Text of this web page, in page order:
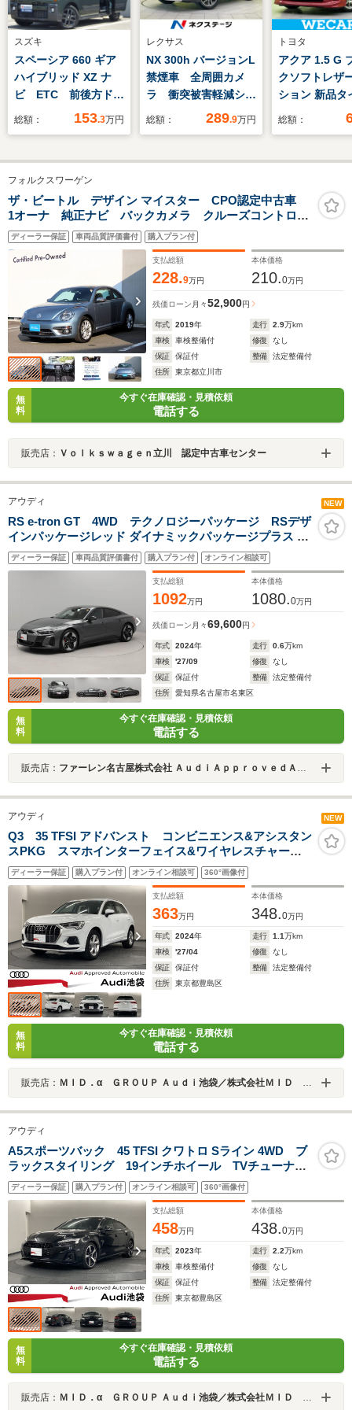
スズキ
スペーシア 660 ギア
ハイブリッド XZ ナ
ビ ETC 前後方ドラ
レコ 全方位モニタ
センサー サンシェー
ド サーキュレータ
ー ヘッドアップディ
スプレイ アクセサリ
ーソケット USB電
源ソケット LED
総額： 153.3万円
レクサス
NX 300h バージョンL
禁煙車 全周囲カメ
ラ 衝突被害軽減シス
テム 電動リアゲー
ーナーセンサー スマ
ド ETC2.0 クルコ
ン 純正18インチア
ルミ
総額： 289.9万円
トヨタ
アクア 1.5 G
クソフトレザ
ション 新品タ
正 SDナビ/シ
続/ETC/バッ
車/アルミホイ
外 15インチ/
総額：
フォルクスワーゲン
ザ・ビートル デザイン マイスター CPO認定中古車
1オーナ 純正ナビ バックカメラ クルーズコントロー
ル キセノンライト 禁煙車 17インチアルミ
ディーラー保証 車両品質評価書付 購入プラン付
支払総額
228.9万円
本体価格
210.0万円
残価ローン 月々52,900円
年式 2019年 走行 2.9万km
車検
車検整備付 修復
なし
保証
保証付 整備
法定整備付
住所
東京都立川市
無
料
今すぐ在庫確認・見積依頼
電話する
販売店： Ｖｏｌｋｓｗａｇｅｎ立川 認定中古車センター
アウディ NEW
RS e-tron GT 4WD テクノロジーパッケージ RSデザ
インパッケージレッド ダイナミックパッケージプラス ブ
ラックスタイリング 21インチアルミ ブレーキタング
ステンカーバイド 赤ブレーキキャリパー Audiレーザ
ディーラー保証 車両品質評価書付 購入プラン付 オンライン相談可
支払総額
1092万円
本体価格
1080.0万円
残価ローン 月々69,600円
年式 2024年 走行 0.6万km
車検
'27/09 修復
なし
保証
保証付 整備
法定整備付
住所
愛知県名古屋市名東区
無
料
今すぐ在庫確認・見積依頼
電話する
販売店： ファーレン名古屋株式会社 ＡｕｄｉＡｐｐｒｏｖｅｄＡｕｔｏｍｏｂｉｌｅ 名古屋インター
アウディ NEW
Q3 35 TFSI アドバンスト コンビニエンス&アシスタン
スPKG スマホインターフェイス&ワイヤレスチャー
ジ アダプティブクルーズ レーンキープ サイドアシ
スト ワンオーナー
ディーラー保証 購入プラン付 オンライン相談可 360°画像付
支払総額
363万円
本体価格
348.0万円
年式 2024年 走行 1.1万km
車検
'27/04 修復
なし
保証
保証付 整備
法定整備付
住所
東京都豊島区
無
料
今すぐ在庫確認・見積依頼
電話する
販売店： ＭＩＤ．α ＧＲＯＵＰ Ａｕｄｉ池袋／株式会社ＭＩＤ ＡＬＦＡ
アウディ
A5スポーツバック 45 TFSI クワトロ Sライン 4WD ブ
ラックスタイリング 19インチホイール TVチューナ
ー コンフォートPKG プライバシーガラス ステアリ
ングヒーター ワンオーナー
ディーラー保証 購入プラン付 オンライン相談可 360°画像付
支払総額
458万円
本体価格
438.0万円
年式 2023年 走行 2.2万km
車検
車検整備付 修復
なし
保証
保証付 整備
法定整備付
住所
東京都豊島区
無
料
今すぐ在庫確認・見積依頼
電話する
販売店： ＭＩＤ．α ＧＲＯＵＰ Ａｕｄｉ池袋／株式会社ＭＩＤ ＡＬＦＡ